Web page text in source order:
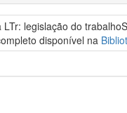
LTr: legislação do
disponível na